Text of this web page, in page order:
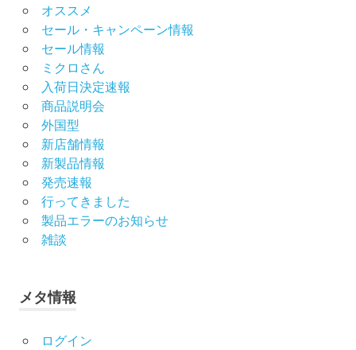
オススメ
セール・キャンペーン情報
セール情報
ミクロさん
入荷日決定速報
商品説明会
外国型
新店舗情報
新製品情報
発売速報
行ってきました
製品エラーのお知らせ
雑談
メタ情報
ログイン